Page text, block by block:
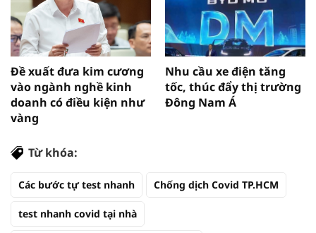
Đề xuất đưa kim cương
vào ngành nghề kinh
doanh có điều kiện như
vàng
Nhu cầu xe điện tăng
tốc, thúc đẩy thị trường
Đông Nam Á
Từ khóa:
Các bước tự test nhanh Chống dịch Covid TP.HCM
test nhanh covid tại nhà